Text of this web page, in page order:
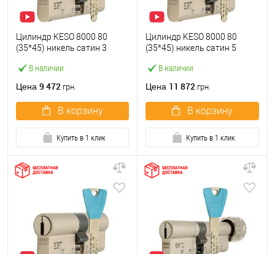
В наличии
Цилиндр KESO 8000 80
(35*45) никель сатин 3
Цена 9 472 грн.
В корзину
Купить в 1 клик
В наличии
Цилиндр KESO 8000 80
(35*45) никель сатин 5
Цена 11 872 грн.
В корзину
Купить в 1 клик